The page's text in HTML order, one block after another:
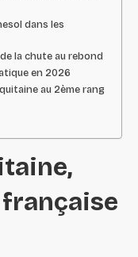
dans les
la chute au rebond
en 2026
au 2ème rang